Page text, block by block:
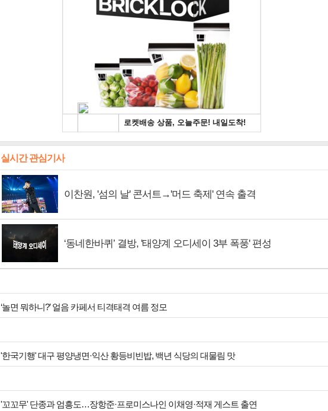
실시간 관심기사
이찬원, '섬의 날' 콘서트→'머드 축제' 연속 출격
‘동네한바퀴’ 결방, '태양계 오디세이 3부 폭풍' 편성
‘놀면 뭐하니?’ 얼음 카페서 티격태격 여름 정모
'한국기행' 대구 평양냉면·익산 황등비빈밥, 백년 식당의 대물림 맛
'꼬꼬무' 단종과 엄흥도…장항준·프로미스나인 이채영·적재 게스트 출연